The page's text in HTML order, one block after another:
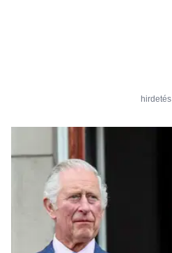
hirdetés